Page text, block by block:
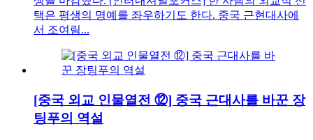
택은 평생의 명예를 좌우하기도 한다. 중국 근현대사에
서 조여림...
[중국 외교 인물열전 ⑫] 중국 근대사를 바꾼 장
팅푸의 역설